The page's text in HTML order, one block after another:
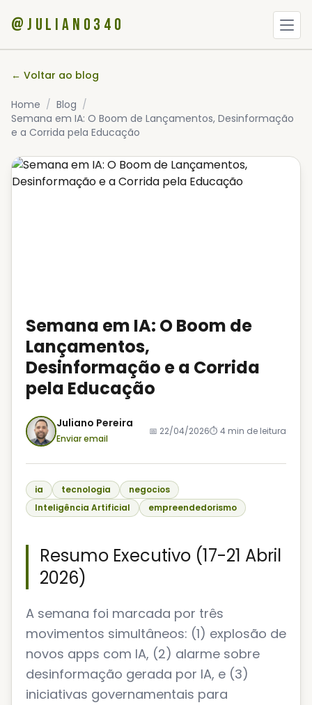
@JULIANO340
PORTFÓLIO
CONTATO
← Voltar ao blog
Home / Blog /
Semana em IA: O Boom de Lançamentos, Desinformação
e a Corrida pela Educação
Semana em IA: O Boom de
Lançamentos,
Desinformação e a Corrida
pela Educação
Juliano Pereira
Enviar email
📅 22/04/2026⏱️ 4 min de leitura
ia tecnologia
negocios
Inteligência Artificial
empreendedorismo
Resumo Executivo (17-21 Abril
2026)
A semana foi marcada por três
movimentos simultâneos: (1) explosão de
novos apps com IA, (2) alarme sobre
desinformação gerada por IA, e (3)
iniciativas governamentais para